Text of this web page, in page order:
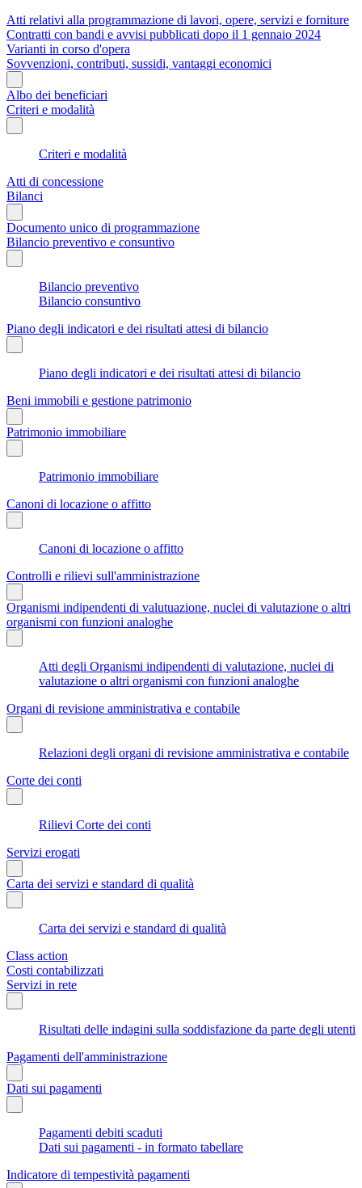
Atti relativi alla programmazione di lavori, opere, servizi e forniture
Contratti con bandi e avvisi pubblicati dopo il 1 gennaio 2024
Varianti in corso d'opera
Sovvenzioni, contributi, sussidi, vantaggi economici
Albo dei beneficiari
Criteri e modalità
Criteri e modalità
Atti di concessione
Bilanci
Documento unico di programmazione
Bilancio preventivo e consuntivo
Bilancio preventivo
Bilancio consuntivo
Piano degli indicatori e dei risultati attesi di bilancio
Piano degli indicatori e dei risultati attesi di bilancio
Beni immobili e gestione patrimonio
Patrimonio immobiliare
Patrimonio immobiliare
Canoni di locazione o affitto
Canoni di locazione o affitto
Controlli e rilievi sull'amministrazione
Organismi indipendenti di valutuazione, nuclei di valutazione o altri
organismi con funzioni analoghe
Atti degli Organismi indipendenti di valutazione, nuclei di
valutazione o altri organismi con funzioni analoghe
Organi di revisione amministrativa e contabile
Relazioni degli organi di revisione amministrativa e contabile
Corte dei conti
Rilievi Corte dei conti
Servizi erogati
Carta dei servizi e standard di qualità
Carta dei servizi e standard di qualità
Class action
Costi contabilizzati
Servizi in rete
Risultati delle indagini sulla soddisfazione da parte degli utenti
Pagamenti dell'amministrazione
Dati sui pagamenti
Pagamenti debiti scaduti
Dati sui pagamenti - in formato tabellare
Indicatore di tempestività pagamenti